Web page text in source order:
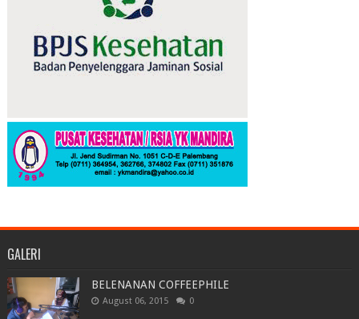
GALERI
BELENANAN COFFEEPHILE
August 06, 2015 0